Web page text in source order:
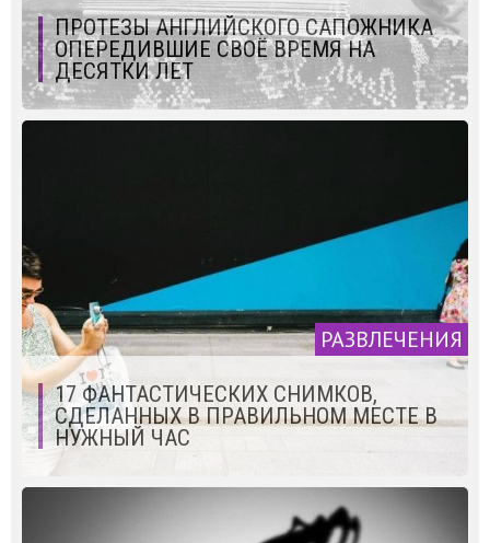
ПРОТЕЗЫ АНГЛИЙСКОГО САПОЖНИКА
ОПЕРЕДИВШИЕ СВОЁ ВРЕМЯ НА
ДЕСЯТКИ ЛЕТ
РАЗВЛЕЧЕНИЯ
17 ФАНТАСТИЧЕСКИХ СНИМКОВ,
СДЕЛАННЫХ В ПРАВИЛЬНОМ МЕСТЕ В
НУЖНЫЙ ЧАС